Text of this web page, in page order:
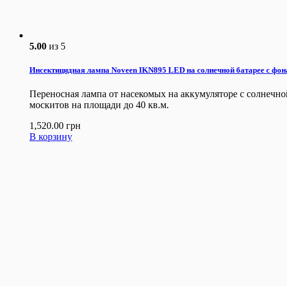
5.00 из 5
Инсектицидная лампа Noveen IKN895 LED на солнечной батарее с
Переносная лампа от насекомых на аккумуляторе с
москитов на площади до 40 кв.м.
1,520.00 грн
В корзину